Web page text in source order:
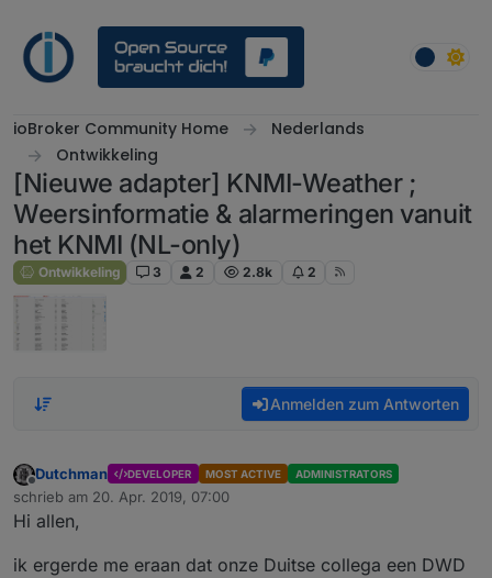
ioBroker Community Home
Nederlands
Ontwikkeling
[Nieuwe adapter] KNMI-Weather ;
Weersinformatie & alarmeringen vanuit
het KNMI (NL-only)
Ontwikkeling 3 2 2.8k 2
Anmelden zum Antworten
Offline
Dutchman DEVELOPER MOST ACTIVE ADMINISTRATORS
schrieb am 20. Apr. 2019, 07:00
zuletzt editiert von
Hi allen,
ik ergerde me eraan dat onze Duitse collega een DWD